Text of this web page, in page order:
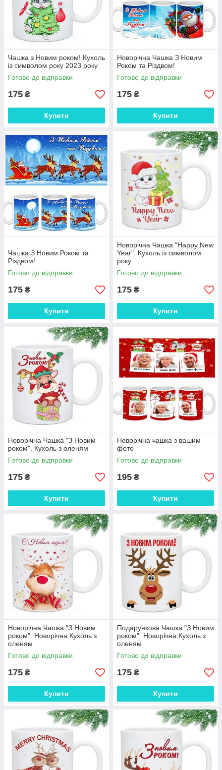
Чашка з Новим роком! Кухоль
із символом року 2023 року
Готово до відправки
175 ₴
Купити
Новорічна Чашка З Новим
Роком та Різдвом!
Готово до відправки
175 ₴
Купити
Чашка З Новим Роком та
Різдвом!
Готово до відправки
175 ₴
Купити
Новорічна Чашка "Нappy New
Year". Кухоль із символом
року
Готово до відправки
175 ₴
Купити
Новорічна Чашка "З Новим
роком". Кухоль з оленям
Готово до відправки
175 ₴
Купити
Новорічна чашка з вашим
фото
Готово до відправки
195 ₴
Купити
Новорічна Чашка "З Новим
роком". Новорічна Кухоль з
оленям
Готово до відправки
175 ₴
Купити
Подарункова Чашка "З Новим
роком". Новорічна Кухоль з
оленям
Готово до відправки
175 ₴
Купити